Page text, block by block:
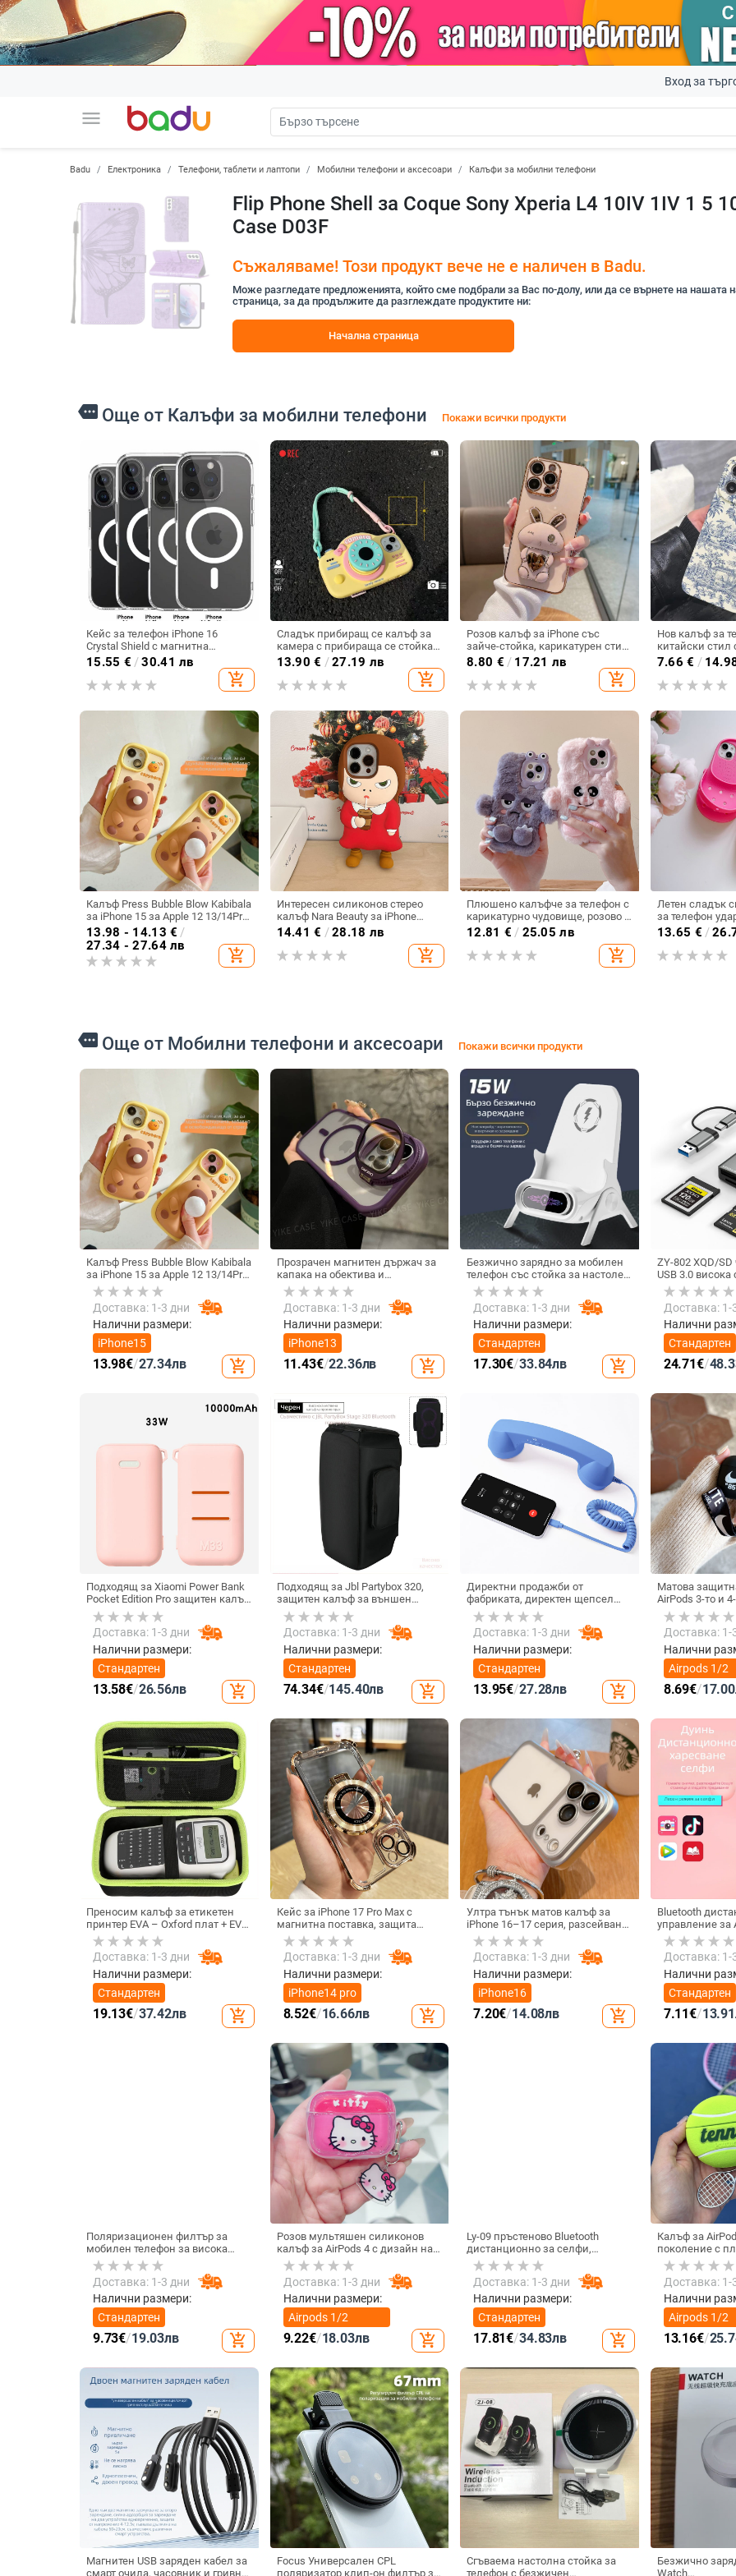
menu
Вход за
Badu Електроника Телефони, таблети и лаптопи Мобилни телефони и аксесоари Калъфи за мобилни телефони
Flip Phone Shell за Coque Sony Xperia L4 10IV 1IV 1 5
Case D03F
Съжаляваме! Този продукт вече не е наличен в Badu.
Може разгледате предложенията, който сме подбрали за Вас по-долу, или да се върнете на нашата
страница, за да продължите да разглеждате продуктите ни:
Начална страница
more Още от Калъфи за мобилни телефони Покажи всички продукти
Кейс за телефон iPhone 16
Crystal Shield с магнитна
всмукателна система за Apple
Mate 70 Pro, защитен TPU калъф
с висока пропускливост, PC гръб
15.55 € /30.41 лв
add_shopping_cart
Сладък прибиращ се калъф за
камера с прибираща се стойка
за iPhone 17, съвместим с Apple
16, 14/15 Pro Max, калъф за
телефон 11
13.90 € /27.19 лв
add_shopping_cart
Розов калъф за iPhone със
зайче-стойка, карикатурен стил,
пластмаса, устойчив на
изпускане, за iPhone 11–14
8.80 € / 17.21 лв
add_shopping_cart
Нов калъф за
китайски стил
порцеланов
пълно
iPhone 17,
7.66 € /
Калъф Press Bubble Blow Kabibala
за iPhone 15 за Apple 12 13/14Pro
Max, устойчив на изпускане 11
13.98 - 14.13 € /
27.34 - 27.64 лв
add_shopping_cart
Интересен силиконов стерео
калъф Nara Beauty за iPhone
16/15PROMAX за Apple 14/13PRO
14.41 € /28.18 лв
add_shopping_cart
Плюшено калъфче за телефон с
карикатурно чудовище, розово и
лилаво, за iPhone 15, 12, 13 и 16
12.81 € / 25.05 лв
add_shopping_cart
Летен сладък
за телефон
iPhone 14 Pro и
13.65 € /
more Още от Мобилни телефони и аксесоари Покажи всички продукти
Калъф Press Bubble Blow Kabibala
за iPhone 15 за Apple 12 13/14Pro
Max, устойчив на изпускане 11
Доставка: 1-3 дни
Налични размери:
iPhone15
13.98€/27.34лв add_shopping_cart
Прозрачен магнитен държач за
капака на обектива и
удароустойчив твърд калъф за
iPhone 17 Pro Max
Доставка: 1-3 дни
Налични размери:
iPhone13
11.43€/22.36лв add_shopping_cart
Безжично зарядно за мобилен
телефон със стойка за настолен
монтаж за хоризонтално или
вертикално ползване, QC3.0, 2 A,
15 W, Бързо зареждане
Доставка: 1-3 дни
Налични размери:
Стандартен
17.30€/33.84лв add_shopping_cart
ZY-802 XQD/
USB 3.0 висока
интерфейс
алуминиев
Доставка: 1-
Налични
Стандартен
24.71€/
Подходящ за Xiaomi Power Bank
Pocket Edition Pro защитен калъф
33W силиконов 10000mA
неплъзгащ се защитен калъф за
Power Bank
Доставка: 1-3 дни
Налични размери:
Стандартен
13.58€/26.56лв add_shopping_cart
Подходящ за Jbl Partybox 320,
защитен калъф за външен
високоговорител, калъф за
количка Stage 320 Audio,
прахозащитно покритие.
Доставка: 1-3 дни
Налични размери:
Стандартен
74.34€/145.40лв add_shopping_cart
Директни продажби от
фабриката, директен щепсел
тип C, мобилен телефон, Douyin
Internet Celebrity, електрически
микрофон, слушалки с C порт,
кабелна слушалка
Доставка: 1-3 дни
Налични размери:
Стандартен
13.95€/27.28лв add_shopping_cart
Матова
AirPods 3-то и
Доставка: 1-
Налични
Airpods 1/2
поколение
8.69€/17.00
Преносим калъф за етикетен
принтер EVA – Oxford плат + EVA,
горещо пресовано EVA и шиене,
товароподемност 10 кг
Доставка: 1-3 дни
Налични размери:
Стандартен
19.13€/37.42лв add_shopping_cart
Кейс за iPhone 17 Pro Max с
магнитна поставка, защита
срещу изпускане на четирите
ъгъла, акрилен корпус с
електроплатиран финиш
Доставка: 1-3 дни
Налични размери:
iPhone14 pro
8.52€/16.66лв add_shopping_cart
Ултра тънък матов калъф за
iPhone 16–17 серия, разсейване
на топлината, пълно покритие,
удароустойчив и устойчив на
отпечатъци
Доставка: 1-3 дни
Налични размери:
iPhone16
7.20€/14.08лв add_shopping_cart
Bluetooth
управление за
универсално
видеозаписи,
tremolo,
тегло 15 g
Доставка: 1-
Налични
Стандартен
7.11€/13.91
Поляризационен филтър за
мобилен телефон за висока
резолюция — ND филтър, модел
GZM
Доставка: 1-3 дни
Налични размери:
Стандартен
9.73€/19.03лв add_shopping_cart
Розов мультяшен силиконов
калъф за AirPods 4 с дизайн на
котка
Доставка: 1-3 дни
Налични размери:
Airpods 1/2
поколение
9.22€/18.03лв add_shopping_cart
Ly-09 пръстеново Bluetooth
дистанционно за селфи,
Bluetooth 5.3, ABS материал,
тегло 10
Доставка: 1-3 дни
Налични размери:
Стандартен
17.81€/34.83лв add_shopping_cart
Калъф за
поколение с
мотив,
съвместим с
Доставка: 1-
Налични
Airpods 1/2
поколение
13.16€/
Магнитен USB заряден кабел за
смарт очила, часовник и гривна
Focus Универсален CPL
поляризатор клип-он филтър за
Сгъваема настолна стойка за
телефон с безжичен
Безжично
Watch